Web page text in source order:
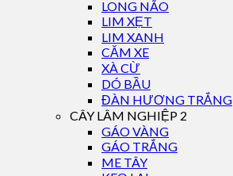
LONG NÃO
LIM XẸT
LIM XANH
CĂM XE
XÀ CỪ
DÓ BẦU
ĐÀN HƯƠNG TRẮNG
CÂY LÂM NGHIỆP 2
GÁO VÀNG
GÁO TRẮNG
ME TÂY